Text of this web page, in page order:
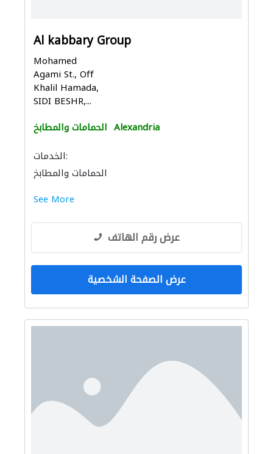
Al kabbary Group
Mohamed
Agami St., Off
Khalil Hamada,
SIDI BESHR,...
الحمامات والمطابخ Alexandria
الخدمات:
الحمامات والمطابخ
See More
عرض رقم الهاتف
عرض الصفحة الشخصية